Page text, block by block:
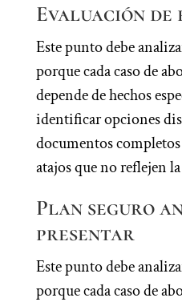
Evaluación
Este punto debe
porque cada caso de
depende de hechos
identificar opciones
documentos
atajos que no reflejen
Plan seguro
presentar
Este punto debe
porque cada caso de